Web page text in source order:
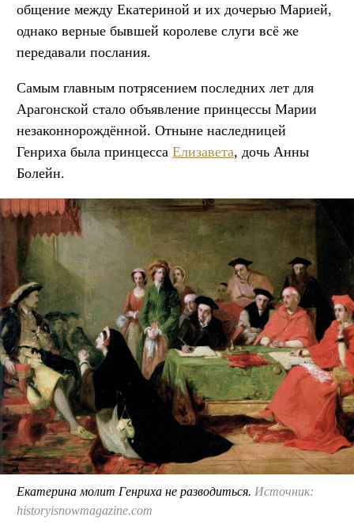
общение между Екатериной и их дочерью Марией,
однако верные бывшей королеве слуги всё же
передавали послания.
Самым главным потрясением последних лет для
Арагонской стало объявление принцессы Марии
незаконнорождённой. Отныне наследницей
Генриха была принцесса Елизавета, дочь Анны
Болейн.
Екатерина молит Генриха не разводиться. Источник:
historyisnowmagazine.com